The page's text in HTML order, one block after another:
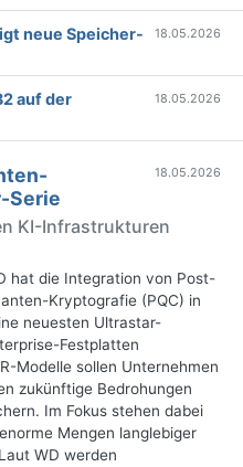
neue Speicher-
18.05.2026
auf der
18.05.2026
18.05.2026
Serie
KI-Infrastrukturen
hat die Integration von Post-
Kryptografie (PQC) in
neuesten Ultrastar-
Festplatten
Modelle sollen Unternehmen
zukünftige Bedrohungen
Im Fokus stehen dabei
Mengen langlebiger
WD werden